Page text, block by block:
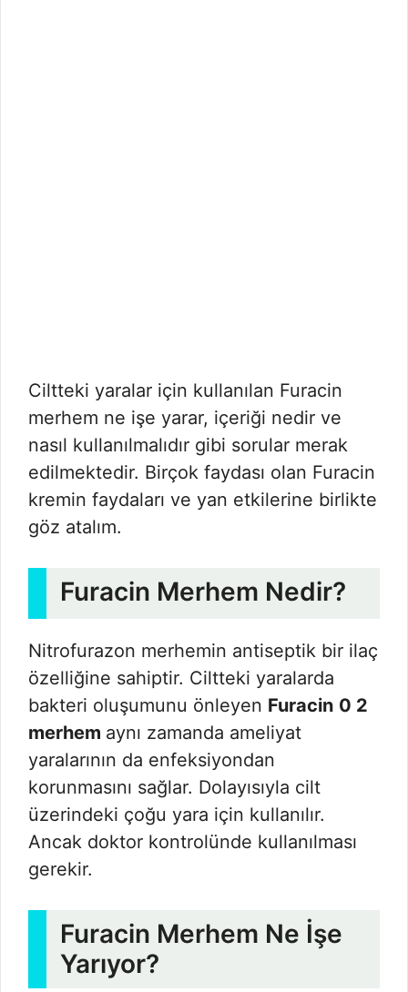
Ciltteki yaralar için kullanılan Furacin
merhem ne işe yarar, içeriği nedir ve
nasıl kullanılmalıdır gibi sorular merak
edilmektedir. Birçok faydası olan Furacin
kremin faydaları ve yan etkilerine birlikte
göz atalım.
Furacin Merhem Nedir?
Nitrofurazon merhemin antiseptik bir ilaç
özelliğine sahiptir. Ciltteki yaralarda
bakteri oluşumunu önleyen Furacin 0 2
merhem aynı zamanda ameliyat
yaralarının da enfeksiyondan
korunmasını sağlar. Dolayısıyla cilt
üzerindeki çoğu yara için kullanılır.
Ancak doktor kontrolünde kullanılması
gerekir.
Furacin Merhem Ne İşe
Yarıyor?